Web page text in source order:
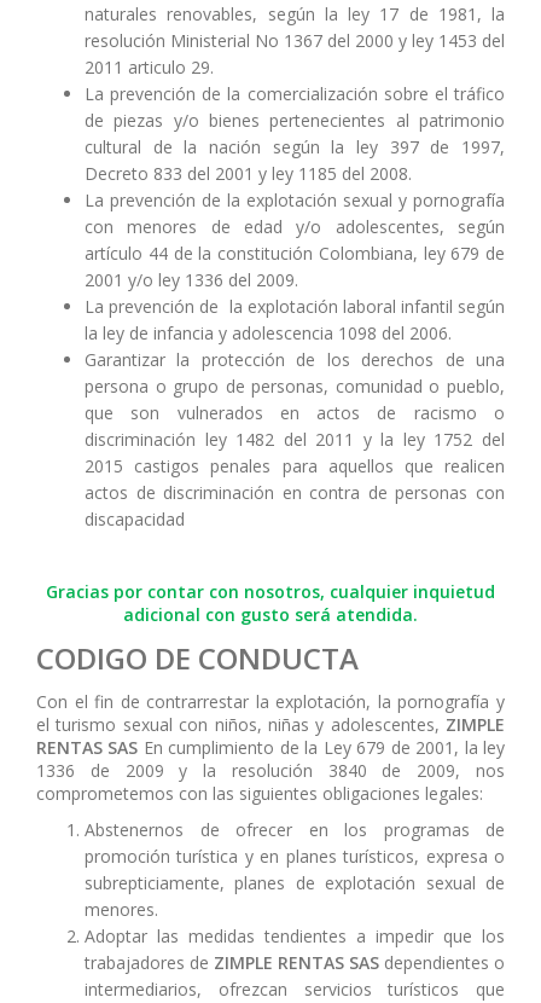
naturales renovables, según la ley 17 de 1981, la
resolución Ministerial No 1367 del 2000 y ley 1453 del
2011 articulo 29.
La prevención de la comercialización sobre el tráfico
de piezas y/o bienes pertenecientes al patrimonio
cultural de la nación según la ley 397 de 1997,
Decreto 833 del 2001 y ley 1185 del 2008.
La prevención de la explotación sexual y pornografía
con menores de edad y/o adolescentes, según
artículo 44 de la constitución Colombiana, ley 679 de
2001 y/o ley 1336 del 2009.
La prevención de la explotación laboral infantil según
la ley de infancia y adolescencia 1098 del 2006.
Garantizar la protección de los derechos de una
persona o grupo de personas, comunidad o pueblo,
que son vulnerados en actos de racismo o
discriminación ley 1482 del 2011 y la ley 1752 del
2015 castigos penales para aquellos que realicen
actos de discriminación en contra de personas con
discapacidad
Gracias por contar con nosotros, cualquier inquietud
adicional con gusto será atendida.
CODIGO DE CONDUCTA
Con el fin de contrarrestar la explotación, la pornografía y
el turismo sexual con niños, niñas y adolescentes, ZIMPLE
RENTAS SAS En cumplimiento de la Ley 679 de 2001, la ley
1336 de 2009 y la resolución 3840 de 2009, nos
comprometemos con las siguientes obligaciones legales:
Abstenernos de ofrecer en los programas de
promoción turística y en planes turísticos, expresa o
subrepticiamente, planes de explotación sexual de
menores.
Adoptar las medidas tendientes a impedir que los
trabajadores de ZIMPLE RENTAS SAS dependientes o
intermediarios, ofrezcan servicios turísticos que